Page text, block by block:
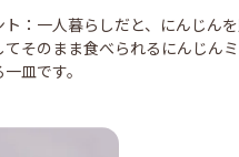
ト：一人暮らしだと、にんじん
てそのまま食べられるにんじん
皿です。